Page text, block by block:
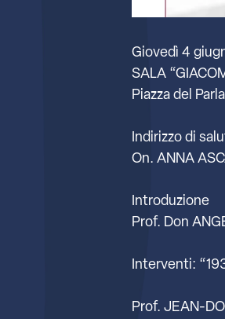
Giovedì 4
SALA
Piazza del
Indirizzo di
On. ANNA
Introduzione
Prof. Don
Interventi:
Prof. JEAN-